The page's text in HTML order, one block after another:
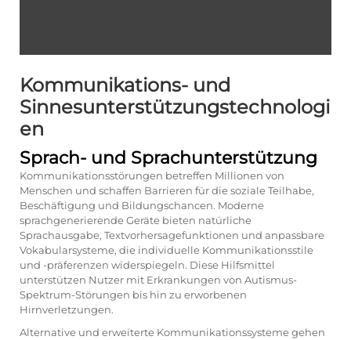
Kommunikations- und
Sinnesunterstützungstechnologi
en
Sprach- und Sprachunterstützung
Kommunikationsstörungen betreffen Millionen von
Menschen und schaffen Barrieren für die soziale Teilhabe,
Beschäftigung und Bildungschancen. Moderne
sprachgenerierende Geräte bieten natürliche
Sprachausgabe, Textvorhersagefunktionen und anpassbare
Vokabularsysteme, die individuelle Kommunikationsstile
und -präferenzen widerspiegeln. Diese Hilfsmittel
unterstützen Nutzer mit Erkrankungen von Autismus-
Spektrum-Störungen bis hin zu erworbenen
Hirnverletzungen.
Alternative und erweiterte Kommunikationssysteme gehen